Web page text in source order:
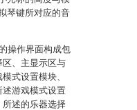
琴键所对应的音
操作界面构成包
、主显示区与
式设置模块、
述游戏模式设置
所述的乐器选择